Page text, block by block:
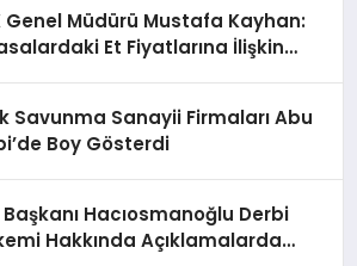
Genel Müdürü Mustafa Kayhan:
Et Fiyatlarına İlişkin
Savunma Sanayii Firmaları Abu
Boy Gösterdi
Başkanı Hacıosmanoğlu Derbi
Hakkında Açıklamalarda